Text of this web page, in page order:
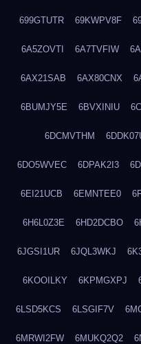
699GTUTR 69KWPV8F
6A5ZOVTI 6A7TVFIW
6AX21SAB 6AX80CNX
6BUMJY5E 6BVXINIU
6DCMVTHM
6DO5WVEC 6DPAK2I3
6EI21UCB 6EMNTEE0
6H6L0Z3E 6HD2DCBO
6JGSI1UR 6JQL3WKJ
6KOOILKY 6KPMGXPJ
6LSD5KCS 6LSGIF7V
6MRWI2FW 6MUKQ2Q2